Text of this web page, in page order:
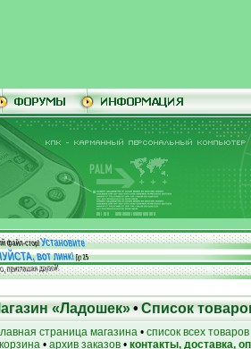
файл-стор!Установите
вот линк!До25
приглашая друзей!
«Ладошек»•Список
страница магазина • список всех товаров
• архив заказов • контакты, доставка,